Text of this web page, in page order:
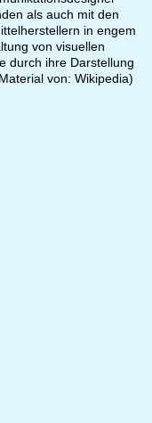
als auch mit den
in engem
von visuellen
durch ihre Darstellung
von: Wikipedia)